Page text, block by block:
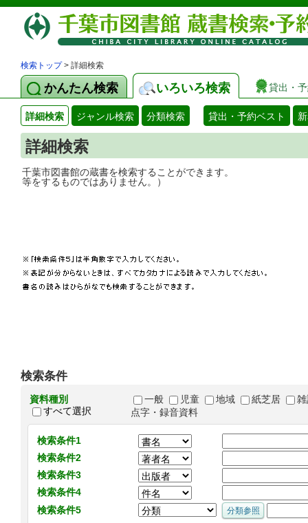
検索トップ> 詳細検索
かんたん検索 いろいろ検索 貸出・
詳細検索 ジャンル検索 分類検索 貸出・予約ベスト
詳細検索
千葉市図書館の蔵書を検索することがで
等をするものではありません。）
検索条件
資料種別
すべて選択
一般 児童 地域 紙芝居
点字・録音資料
検索条件1
検索条件2
検索条件3
検索条件4
検索条件5